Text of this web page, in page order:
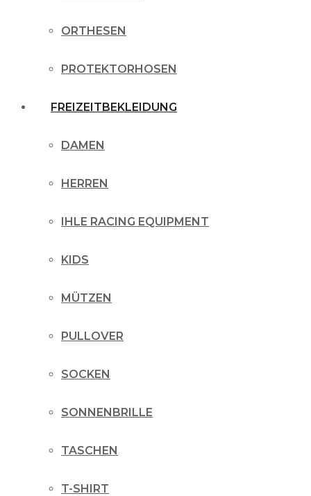
ORTHESEN
PROTEKTORHOSEN
FREIZEITBEKLEIDUNG
DAMEN
HERREN
IHLE RACING EQUIPMENT
KIDS
MÜTZEN
PULLOVER
SOCKEN
SONNENBRILLE
TASCHEN
T-SHIRT